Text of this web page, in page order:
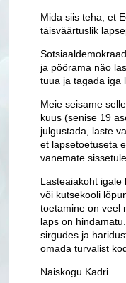
Mida siis teha, et
täisväärtuslik
ja pöörama näo
tuua ja tagada iga
Meie seisame
kuus (senise 19
julgustada, laste
et lapsetoetuseta
vanemate
Lasteaiakoht igale
või kutsekooli
toetamine on veel
laps on
sirgudes ja
omada turvalist
Naiskogu Kadri